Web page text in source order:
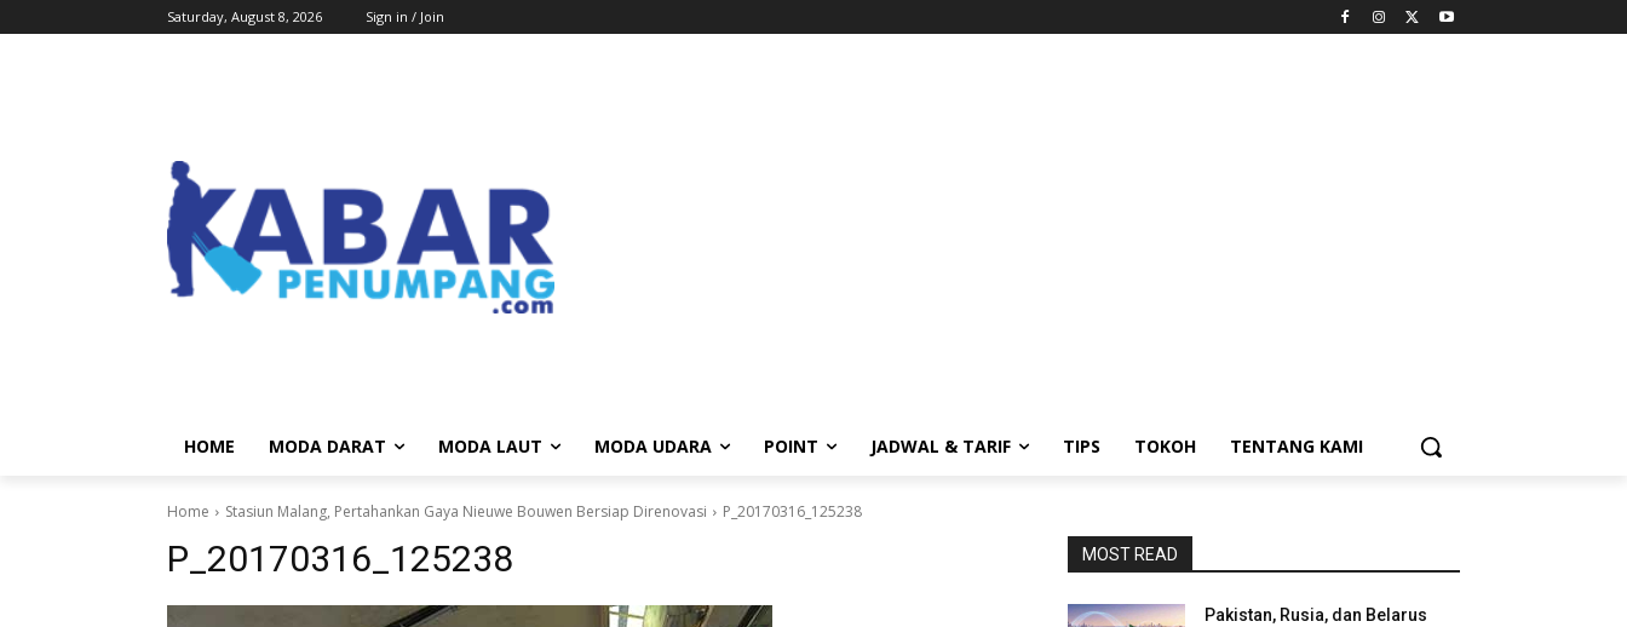
Saturday, August 8, 2026 Sign in / Join
HOME MODA DARAT MODA LAUT MODA UDARA POINT JADWAL & TARIF TIPS TOKOH TENTANG KAMI
Home Stasiun Malang, Pertahankan Gaya Nieuwe Bouwen Bersiap Direnovasi P_20170316_125238
P_20170316_125238 MOST READ
Pakistan, Rusia, dan Belarus